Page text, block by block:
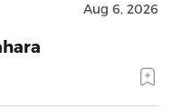
Aug 6, 2026